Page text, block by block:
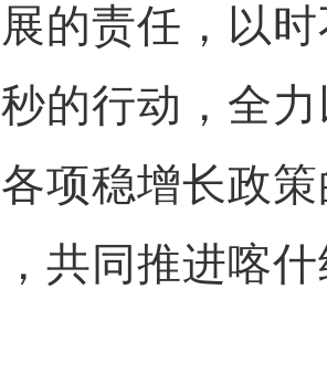
的责任，以
的行动，全
项稳增长政
共同推进喀